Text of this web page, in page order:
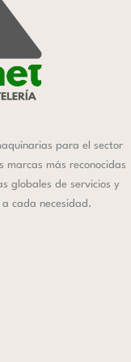
para el sector
marcas más reconocidas
globales de servicios y
cada necesidad.